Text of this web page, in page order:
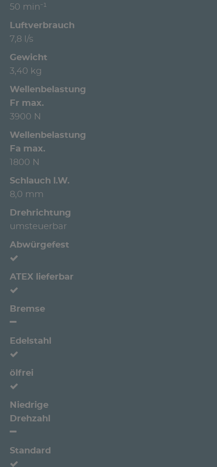
50 min⁻¹
Luftverbrauch
7,8 l/s
Gewicht
3,40 kg
Wellenbelastung
Fr max.
3900 N
Wellenbelastung
Fa max.
1800 N
Schlauch l.W.
8,0 mm
Drehrichtung
umsteuerbar
Abwürgefest
ATEX lieferbar
Bremse
Edelstahl
ölfrei
Niedrige
Drehzahl
Standard